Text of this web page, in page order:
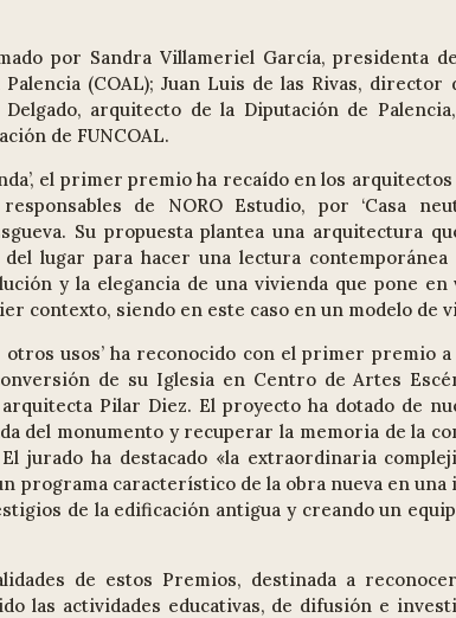
por Sandra Villameriel García, presidenta
(COAL); Juan Luis de las Rivas, director
Delgado, arquitecto de la Diputación de
de FUNCOAL.
el primer premio ha recaído en los
de NORO Estudio, por ‘Casa
Su propuesta plantea una arquitectura
lugar para hacer una lectura
y la elegancia de una vivienda que pone
contexto, siendo en este caso en un modelo de
otros usos’ ha reconocido con el primer premio
de su Iglesia en Centro de Artes
Pilar Diez. El proyecto ha dotado de
del monumento y recuperar la memoria de la
jurado ha destacado «la extraordinaria
programa característico de la obra nueva en
de la edificación antigua y creando un
de estos Premios, destinada a
las actividades educativas, de difusión e